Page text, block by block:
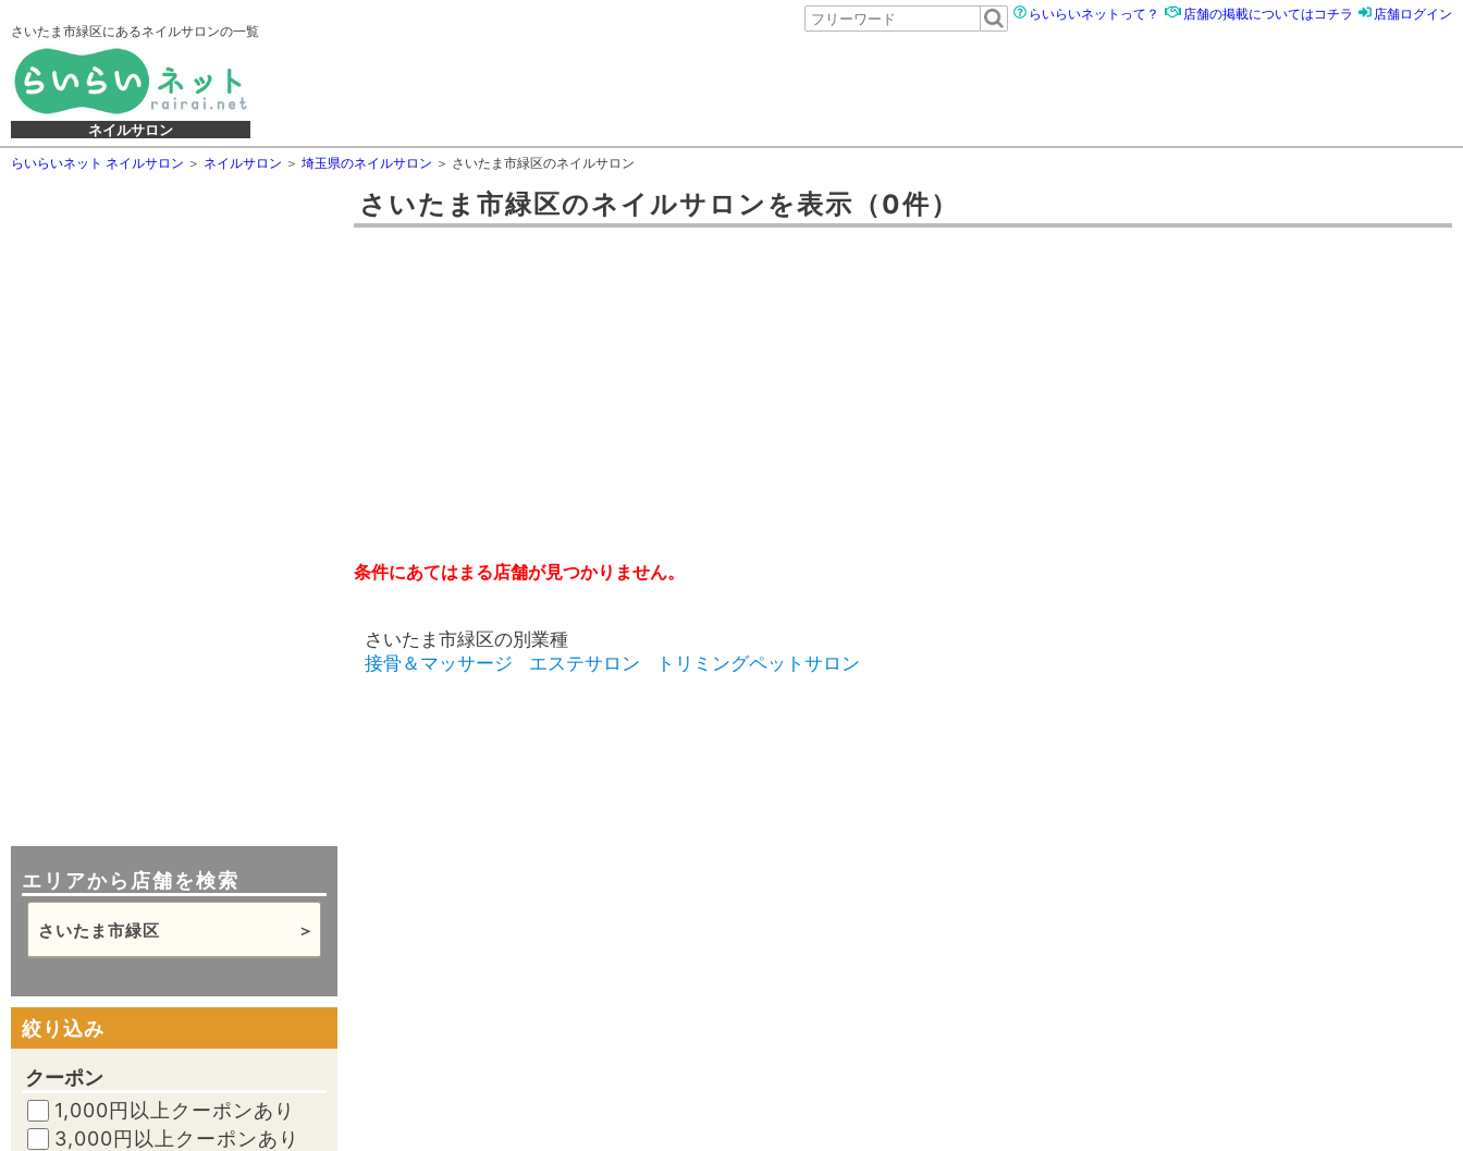
さいたま市緑区にあるネイルサロンの一覧
ネイルサロン
らいらいネットって？ 店舗の掲載についてはコチラ 店舗ログイン
らいらいネット ネイルサロン ネイルサロン 埼玉県のネイルサロン さいたま市緑区のネイルサロン
エリアから店舗を検索
さいたま市緑区
絞り込み
クーポン
1,000円以上クーポンあり
3,000円以上クーポンあり
さいたま市緑区のネイルサロン を表示 （0件）
条件にあてはまる店舗が見つかりません。
さいたま市緑区の別業種
接骨＆マッサージ
エステサロン トリミングペットサロン